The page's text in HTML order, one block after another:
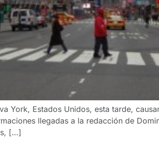
York, Estados Unidos, esta tarde,
llegadas a la redacción de
[…]